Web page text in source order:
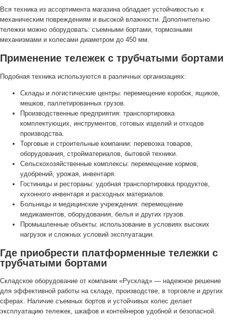
Вся техника из ассортимента магазина обладает устойчивостью к
механическим повреждениям и высокой влажности. Дополнительно
тележки можно оборудовать: съемными бортами, тормозными
механизмами и колесами диаметром до 450 мм.
Применение тележек с трубчатыми бортами
Подобная техника используются в различных организациях:
Склады и логистические центры: перемещение коробок, ящиков,
мешков, паллетированных грузов.
Производственные предприятия: транспортировка
комплектующих, инструментов, готовых изделий и отходов
производства.
Торговые и строительные компании: перевозка товаров,
оборудования, стройматериалов, бытовой техники.
Сельскохозяйственные комплексы: перемещение кормов,
удобрений, урожая, инвентаря.
Гостиницы и рестораны: удобная транспортировка продуктов,
кухонного инвентаря и расходных материалов.
Больницы и медицинские учреждения: перемещение
медикаментов, оборудования, белья и других грузов.
Промышленные объекты: использование в условиях высоких
нагрузок и сложных условий эксплуатации.
Где приобрести платформенные тележки с
трубчатыми бортами
Складское оборудование от компании «Русклад» — надежное решение
для эффективной работы на складе, производстве, в торговле и других
сферах. Наличие съемных бортов и устойчивых колес делает
эксплуатацию тележек, шкафов и контейнеров удобной и безопасной.